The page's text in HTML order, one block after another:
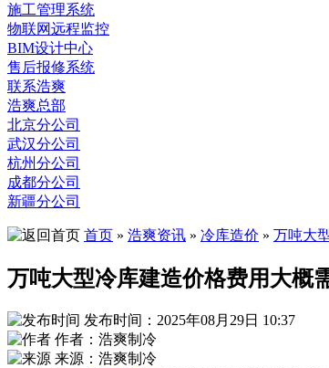
施工管理系统
物联网远程监控
BIM设计中心
售后报修系统
联系浩爽
浩爽总部
北京分公司
武汉分公司
杭州分公司
成都分公司
新疆分公司
首页 » 浩爽资讯 » 冷库造价 » 万吨大
万吨大型冷库建造价格费用大概
发布时间：2025年08月29日 10:37
作者：浩爽制冷
来源：浩爽制冷